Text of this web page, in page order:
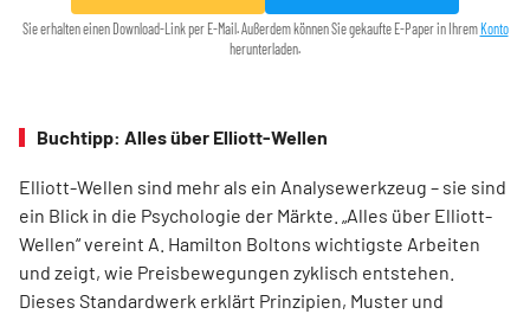
Sie erhalten einen Download-Link per E-Mail. Außerdem können Sie gekaufte E-Paper in Ihrem Konto
herunterladen.
Buchtipp: Alles über Elliott-Wellen
Elliott-Wellen sind mehr als ein Analysewerkzeug – sie sind
ein Blick in die Psychologie der Märkte. „Alles über Elliott-
Wellen“ vereint A. Hamilton Boltons wichtigste Arbeiten
und zeigt, wie Preisbewegungen zyklisch entstehen.
Dieses Standardwerk erklärt Prinzipien, Muster und